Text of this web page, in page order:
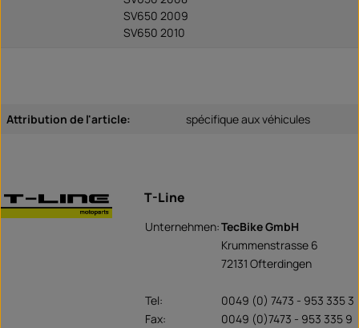
SV650 2009
SV650 2010
Attribution de l'article: spécifique aux véhicules
T-Line
Unternehmen:TecBike GmbH
Krummenstrasse 6
72131 Ofterdingen
Tel:
0049 (0) 7473 - 953 335 3
Fax:
0049 (0)7473 - 953 335 9